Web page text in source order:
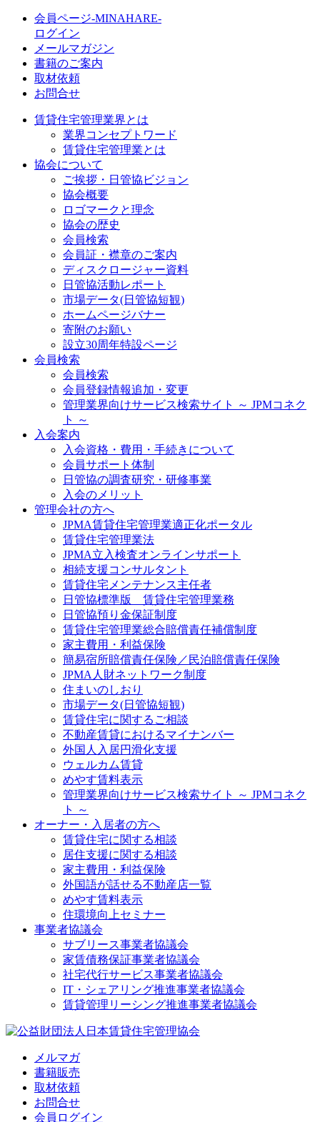
会員ページ-MINAHARE-
ログイン
メールマガジン
書籍のご案内
取材依頼
お問合せ
賃貸住宅管理業界とは
業界コンセプトワード
賃貸住宅管理業とは
協会について
ご挨拶・日管協ビジョン
協会概要
ロゴマークと理念
協会の歴史
会員検索
会員証・襟章のご案内
ディスクロージャー資料
日管協活動レポート
市場データ(日管協短観)
ホームページバナー
寄附のお願い
設立30周年特設ページ
会員検索
会員検索
会員登録情報追加・変更
管理業界向けサービス検索サイト ～ JPMコネク
ト ～
入会案内
入会資格・費用・手続きについて
会員サポート体制
日管協の調査研究・研修事業
入会のメリット
管理会社の方へ
JPMA賃貸住宅管理業適正化ポータル
賃貸住宅管理業法
JPMA立入検査オンラインサポート
相続支援コンサルタント
賃貸住宅メンテナンス主任者
日管協標準版 賃貸住宅管理業務
日管協預り金保証制度
賃貸住宅管理業総合賠償責任補償制度
家主費用・利益保険
簡易宿所賠償責任保険／民泊賠償責任保険
JPMA人財ネットワーク制度
住まいのしおり
市場データ(日管協短観)
賃貸住宅に関するご相談
不動産賃貸におけるマイナンバー
外国人入居円滑化支援
ウェルカム賃貸
めやす賃料表示
管理業界向けサービス検索サイト ～ JPMコネク
ト ～
オーナー・入居者の方へ
賃貸住宅に関する相談
居住支援に関する相談
家主費用・利益保険
外国語が話せる不動産店一覧
めやす賃料表示
住環境向上セミナー
事業者協議会
サブリース事業者協議会
家賃債務保証事業者協議会
社宅代行サービス事業者協議会
IT・シェアリング推進事業者協議会
賃貸管理リーシング推進事業者協議会
メルマガ
書籍販売
取材依頼
お問合せ
会員ログイン